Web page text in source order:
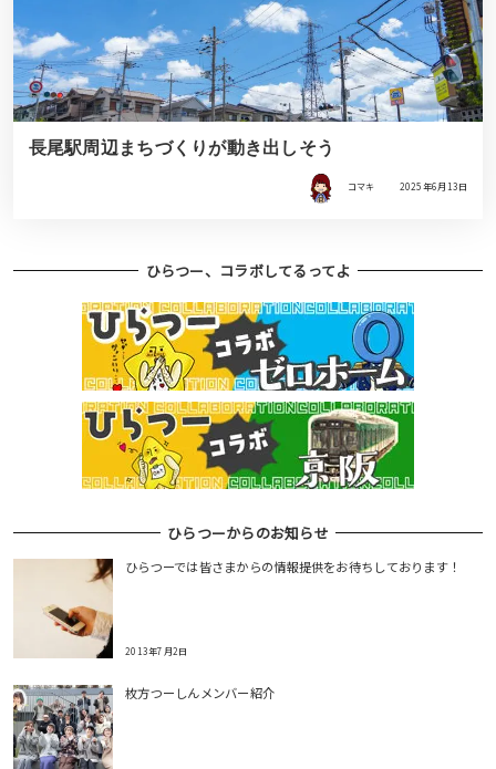
長尾駅周辺まちづくりが動き出しそう
コマキ 2025年6月13日
ひらつー、コラボしてるってよ
ひらつーからのお知らせ
ひらつーでは皆さまからの情報提供をお待ちしております！
2013年7月2日
枚方つーしんメンバー紹介